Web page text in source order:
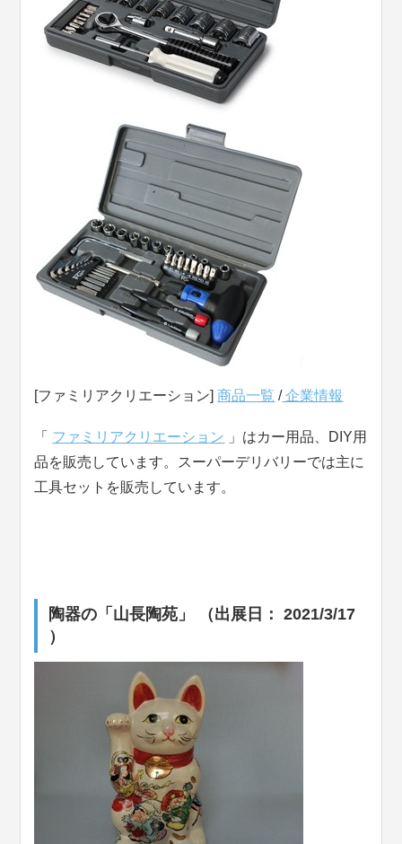
[ファミリアクリエーション]商品一覧 /企業情報
「 ファミリアクリエーション 」はカー用品、DIY用
品を販売しています。スーパーデリバリーでは主に
工具セットを販売しています。
陶器の「山長陶苑」 （出展日： 2021/3/17
）